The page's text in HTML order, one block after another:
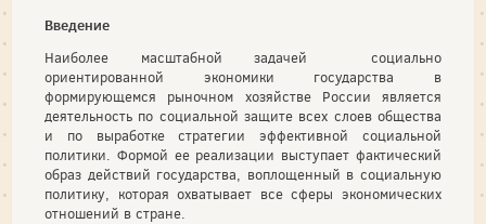
Введение
Наиболее масштабной задачей социально
ориентированной экономики государства в
формирующемся рыночном хозяйстве России является
деятельность по социальной защите всех слоев общества
и по выработке стратегии эффективной социальной
политики. Формой ее реализации выступает фактический
образ действий государства, воплощенный в социальную
политику, которая охватывает все сферы экономических
отношений в стране.